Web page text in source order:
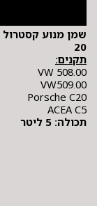
20
תקנים:
VW 508.00
VW509.00
Porsche C20
ACEA C5
תכולה: 5 ליטר